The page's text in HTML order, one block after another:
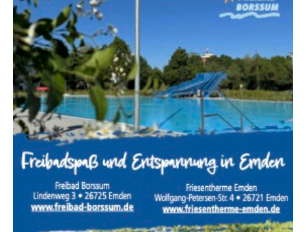
unter Kon­trol­le zu brin­gen und ein Über­grei­fen auf
benach­bar­te Gebäu­de zu verhindern.
Höchs­te Kon­zen­tra­ti­on im
Einsatz
Ein Woh­nungs- oder Gebäu­de­brand mit Men­schen­le­ben
in Gefahr gehört zu den anspruchs­volls­ten Ein­sät­zen der
Feu­er­wehr. Jeder Hand­griff muss sit­zen, denn oft ent­
schei­den weni­ge Minu­ten über Leben und Tod. Des­halb
trai­nie­ren die Feu­er­weh­ren sol­che Ein­satz­la­gen regel­mä­
ßig, damit im Ernst­fall jeder Trupp sei­ne Auf­ga­ben sicher
und rou­ti­niert aus­füh­ren kann.